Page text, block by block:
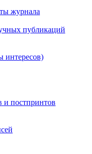
журнала
публикаций
интересов)
и постпринтов